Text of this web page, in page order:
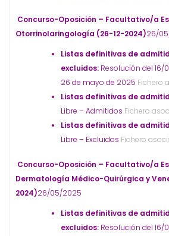
Concurso-Oposición – Facultativo/a
Otorrinolaringología (26-12-2024)26/
Listas definitivas de
excluidos: Resolución del 16/
26 de mayo de 2025 Fichero
Listas definitivas de
Libre – Admitidos Fichero
Listas definitivas de
Libre – Excluidos Fichero
Concurso-Oposición – Facultativo/a
Dermatología Médico-Quirúrgica y
2024)26/05/2025
Listas definitivas de
excluidos: Resolución del 16/